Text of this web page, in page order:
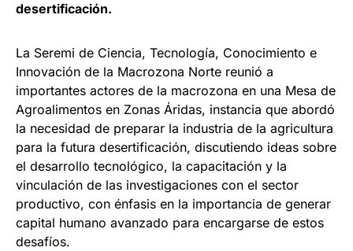
desertificación.
La Seremi de Ciencia, Tecnología, Conocimiento e
Innovación de la Macrozona Norte reunió a
importantes actores de la macrozona en una Mesa de
Agroalimentos en Zonas Áridas, instancia que abordó
la necesidad de preparar la industria de la agricultura
para la futura desertificación, discutiendo ideas sobre
el desarrollo tecnológico, la capacitación y la
vinculación de las investigaciones con el sector
productivo, con énfasis en la importancia de generar
capital humano avanzado para encargarse de estos
desafíos.